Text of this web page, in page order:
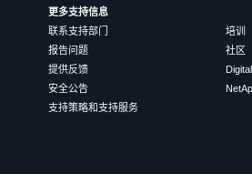
更多支持信息
联系支持部门
报告问题
提供反馈
安全公告
支持策略和支持服务
培训
社区